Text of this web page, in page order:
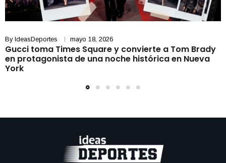
By IdeasDeportes mayo 18, 2026
Gucci toma Times Square y convierte a Tom Brady
en protagonista de una noche histórica en Nueva
York